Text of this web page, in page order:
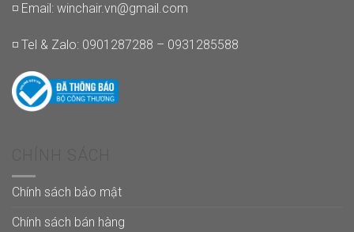
◽ Email: winchair.vn@gmail.com
◽ Tel & Zalo: 0901287288 – 0931285588
Chính sách bảo mật
Chính sách bán hàng